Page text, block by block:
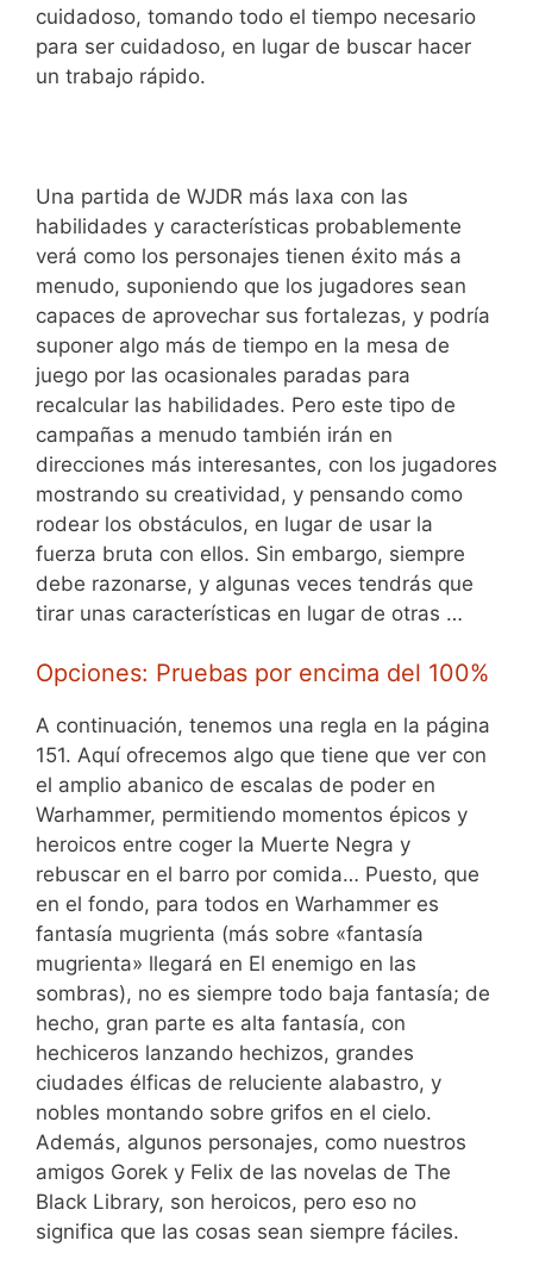
cuidadoso, tomando todo el tiempo necesario
para ser cuidadoso, en lugar de buscar hacer
un trabajo rápido.
Una partida de WJDR más laxa con las
habilidades y características probablemente
verá como los personajes tienen éxito más a
menudo, suponiendo que los jugadores sean
capaces de aprovechar sus fortalezas, y podría
suponer algo más de tiempo en la mesa de
juego por las ocasionales paradas para
recalcular las habilidades. Pero este tipo de
campañas a menudo también irán en
direcciones más interesantes, con los jugadores
mostrando su creatividad, y pensando como
rodear los obstáculos, en lugar de usar la
fuerza bruta con ellos. Sin embargo, siempre
debe razonarse, y algunas veces tendrás que
tirar unas características en lugar de otras …
Opciones: Pruebas por encima del 100%
A continuación, tenemos una regla en la página
151. Aquí ofrecemos algo que tiene que ver con
el amplio abanico de escalas de poder en
Warhammer, permitiendo momentos épicos y
heroicos entre coger la Muerte Negra y
rebuscar en el barro por comida… Puesto, que
en el fondo, para todos en Warhammer es
fantasía mugrienta (más sobre «fantasía
mugrienta» llegará en El enemigo en las
sombras), no es siempre todo baja fantasía; de
hecho, gran parte es alta fantasía, con
hechiceros lanzando hechizos, grandes
ciudades élficas de reluciente alabastro, y
nobles montando sobre grifos en el cielo.
Además, algunos personajes, como nuestros
amigos Gorek y Felix de las novelas de The
Black Library, son heroicos, pero eso no
significa que las cosas sean siempre fáciles.